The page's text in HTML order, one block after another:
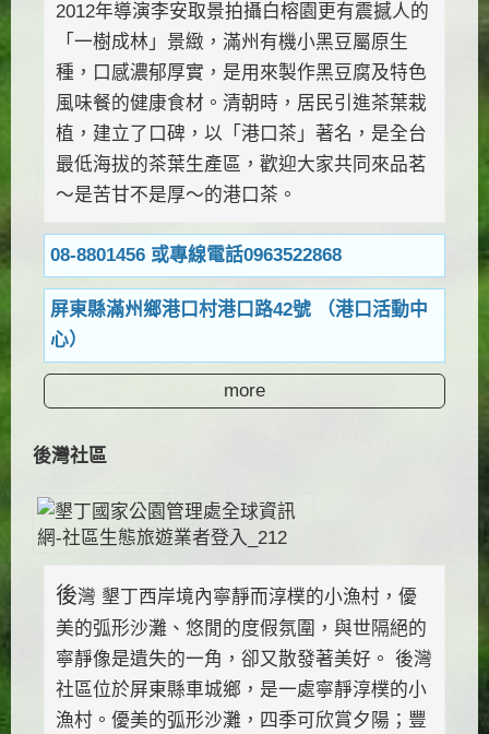
2012年導演李安取景拍攝白榕園更有震撼人的
「一樹成林」景緻，滿州有機小黑豆屬原生
種，口感濃郁厚實，是用來製作黑豆腐及特色
風味餐的健康食材。清朝時，居民引進茶葉栽
植，建立了口碑，以「港口茶」著名，是全台
最低海拔的茶葉生產區，歡迎大家共同來品茗
～是苦甘不是厚～的港口茶。
08-8801456 或專線電話0963522868
屏東縣滿州鄉港口村港口路42號 （港口活動中
心）
more
後灣社區
後灣 墾丁西岸境內寧靜而淳樸的小漁村，優
美的弧形沙灘、悠閒的度假氛圍，與世隔絕的
寧靜像是遺失的一角，卻又散發著美好。 後灣
社區位於屏東縣車城鄉，是一處寧靜淳樸的小
漁村。優美的弧形沙灘，四季可欣賞夕陽；豐